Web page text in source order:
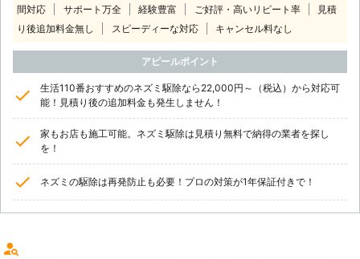
間対応
サポート万全 経験豊富 ご好評・高いリピート率
見積
り後追加料金無し
スピーディーな対応 キャンセル料なし
アピールポイント
生活110番おすすめのネズミ駆除なら22,000円～（税込）から対応可
能！見積り後の追加料金も発生しません！
家もお店も施工可能。ネズミ駆除は見積り無料で納得の業者を探し
を！
ネズミの駆除は再発防止も必要！プロの対策が1年保証付きで！